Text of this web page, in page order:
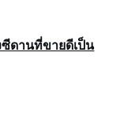
ซีดานที่ขายดีเป็น